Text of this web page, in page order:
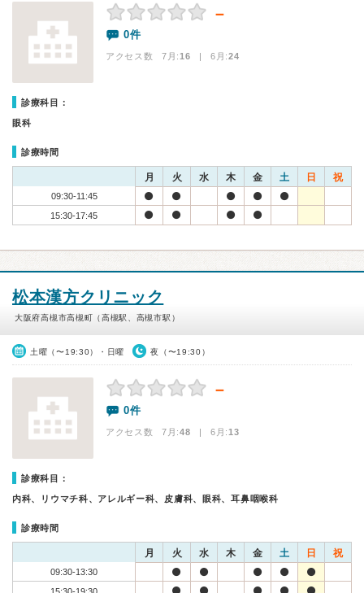
－
0件
アクセス数 7月:16 | 6月:24
診療科目：
眼科
診療時間
月 火 水 木 金 土 日 祝
09:30-11:45
15:30-17:45
松本漢方クリニック
大阪府高槻市高槻町（高槻駅、高槻市駅）
土曜（〜19:30）・日曜 夜（〜19:30）
－
0件
アクセス数 7月:48 | 6月:13
診療科目：
内科、リウマチ科、アレルギー科、皮膚科、眼科、耳鼻咽喉科
診療時間
月 火 水 木 金 土 日 祝
09:30-13:30